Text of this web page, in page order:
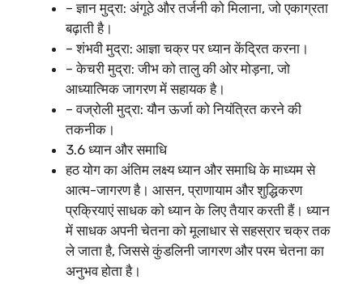
– ज्ञान मुद्रा: अंगूठे और तर्जनी को मिलाना, जो एकाग्रता
बढ़ाती है।
– शंभवी मुद्रा: आज्ञा चक्र पर ध्यान केंद्रित करना।
– केचरी मुद्रा: जीभ को तालु की ओर मोड़ना, जो
आध्यात्मिक जागरण में सहायक है।
– वज्रोली मुद्रा: यौन ऊर्जा को नियंत्रित करने की
तकनीक।
3.6 ध्यान और समाधि
हठ योग का अंतिम लक्ष्य ध्यान और समाधि के माध्यम से
आत्म-जागरण है। आसन, प्राणायाम और शुद्धिकरण
प्रक्रियाएं साधक को ध्यान के लिए तैयार करती हैं। ध्यान
में साधक अपनी चेतना को मूलाधार से सहस्रार चक्र तक
ले जाता है, जिससे कुंडलिनी जागरण और परम चेतना का
अनुभव होता है।